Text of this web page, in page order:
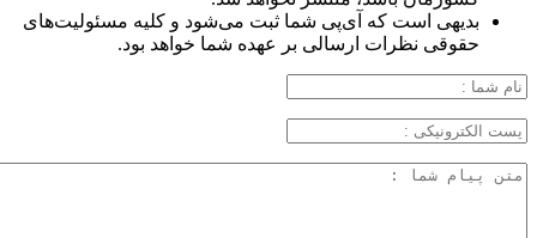
بدیهی است که آی‌پی شما ثبت می‌شود و کلیه مسئولیت‌های
حقوقی نظرات ارسالی بر عهده شما خواهد بود.